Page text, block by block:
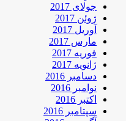
جولای 2017
ژوئن 2017
آوریل 2017
مارس 2017
فوریه 2017
ژانویه 2017
دسامبر 2016
نوامبر 2016
اکتبر 2016
سپتامبر 2016